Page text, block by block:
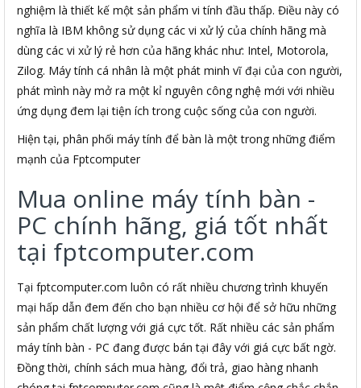
nghiệm là thiết kế một sản phẩm vi tính đầu thấp. Điều này có
nghĩa là IBM không sử dụng các vi xử lý của chính hãng mà
dùng các vi xử lý rẻ hơn của hãng khác như: Intel, Motorola,
Zilog. Máy tính cá nhân là một phát minh vĩ đại của con người,
phát mình này mở ra một kỉ nguyên công nghệ mới với nhiều
ứng dụng đem lại tiện ích trong cuộc sống của con người.
Hiện tại, phân phối máy tính để bàn là một trong những điểm
mạnh của Fptcomputer
Mua online máy tính bàn -
PC chính hãng, giá tốt nhất
tại fptcomputer.com
Tại fptcomputer.com luôn có rất nhiều chương trình khuyến
mại hấp dẫn đem đến cho bạn nhiều cơ hội để sở hữu những
sản phẩm chất lượng với giá cực tốt. Rất nhiều các sản phẩm
máy tính bàn - PC đang được bán tại đây với giá cực bất ngờ.
Đồng thời, chính sách mua hàng, đổi trả, giao hàng nhanh